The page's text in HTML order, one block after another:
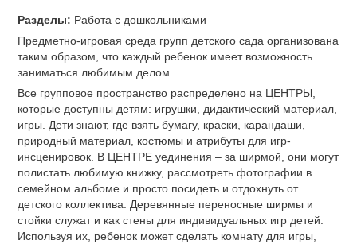
Разделы: Работа с дошкольниками
Предметно-игровая среда групп детского сада организована
таким образом, что каждый ребенок имеет возможность
заниматься любимым делом.
Все групповое пространство распределено на ЦЕНТРЫ,
которые доступны детям: игрушки, дидактический материал,
игры. Дети знают, где взять бумагу, краски, карандаши,
природный материал, костюмы и атрибуты для игр-
инсценировок. В ЦЕНТРЕ уединения – за ширмой, они могут
полистать любимую книжку, рассмотреть фотографии в
семейном альбоме и просто посидеть и отдохнуть от
детского коллектива. Деревянные переносные ширмы и
стойки служат и как стены для индивидуальных игр детей.
Используя их, ребенок может сделать комнату для игры,